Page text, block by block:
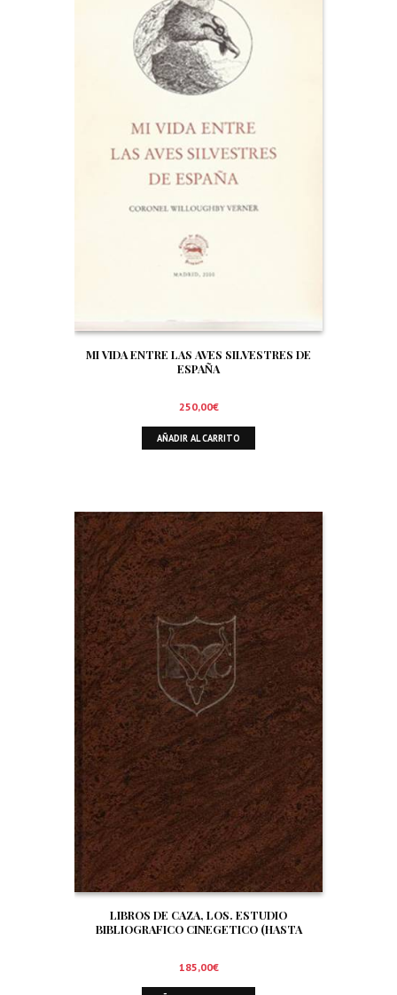
MI VIDA ENTRE LAS AVES SILVESTRES DE
ESPAÑA
250,00€
AÑADIR AL CARRITO
LIBROS DE CAZA, LOS. ESTUDIO
BIBLIOGRAFICO CINEGETICO (HASTA
185,00€